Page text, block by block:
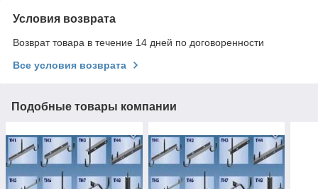
Условия возврата
Возврат товара в течение 14 дней по договоренности
Все условия возврата
Подобные товары компании